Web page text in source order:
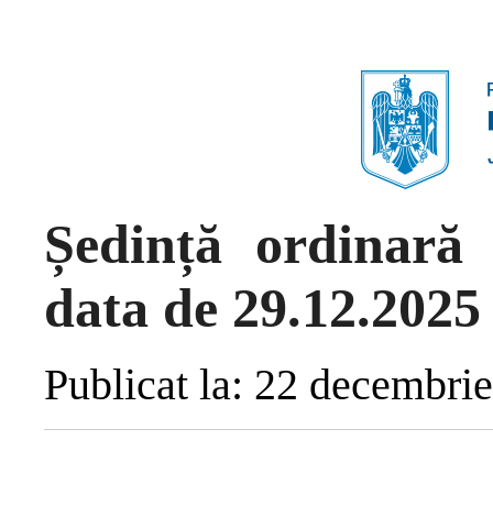
Ședință
data de 29.12.2025
Publicat la: 22